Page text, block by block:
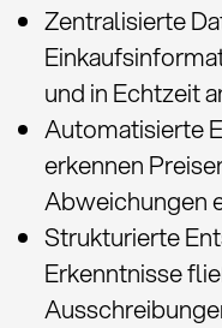
Zentralisierte
und in Echtzeit
Automatisierte
erkennen
Abweichungen
Strukturierte
Erkenntnisse